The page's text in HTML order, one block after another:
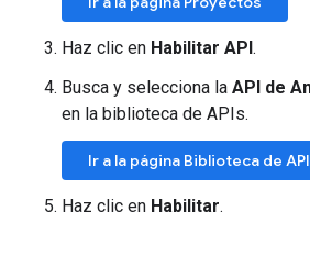
Haz clic en Habilitar API.
Busca y selecciona la API de
en la biblioteca de APIs.
Ir a la página Biblioteca de API
Haz clic en Habilitar.